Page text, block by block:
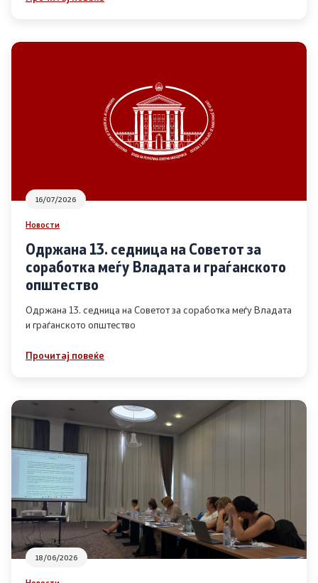
Извештаи
Список на ОЈИ
Контакт
Контакт
Линкови
Изјава за пристапност
Со еден клик до сите услуги
16/07/2026
Новости
Одржана 13. седница на Советот за
соработка меѓу Владата и граѓанското
општество
Одржана 13. седница на Советот за соработка меѓу Владата
и граѓанското општество
Прочитај повеќе
18/06/2026